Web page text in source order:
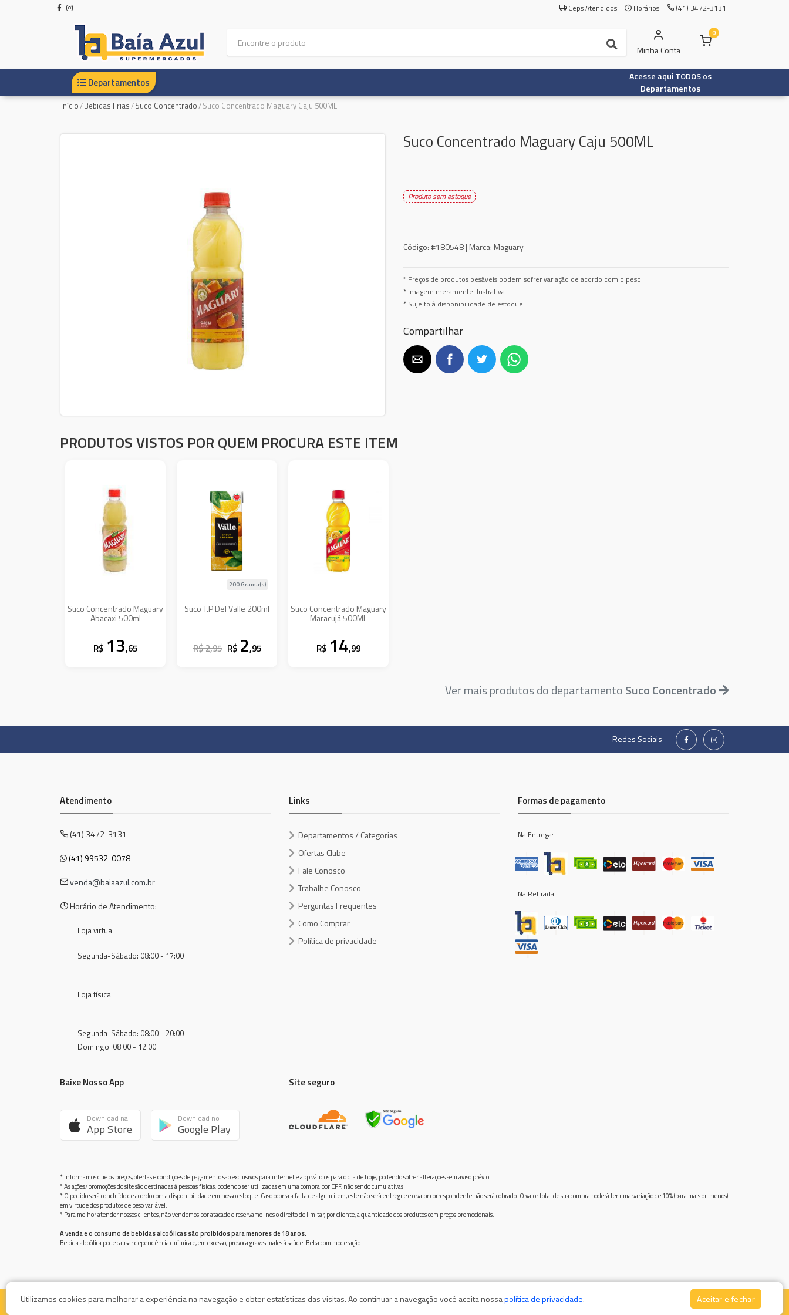
Ceps Atendidos Horários (41) 3472-3131
Minha Conta
0
Departamentos
Acesse aqui TODOS os
Departamentos
Início/Bebidas Frias/Suco Concentrado/Suco Concentrado Maguary Caju 500ML
Suco Concentrado Maguary Caju 500ML
Produto sem estoque
Código:#180548 | Marca: Maguary
* Preços de produtos pesáveis podem sofrer variação de acordo com o peso.
* Imagem meramente ilustrativa.
* Sujeito à disponibilidade de estoque.
Compartilhar
PRODUTOS VISTOS POR QUEM PROCURA ESTE ITEM
Suco Concentrado Maguary
Abacaxi 500ml
R$ 13,65
Suco T.P Del Valle 200ml
200 Grama(s)
R$ 2,95 R$ 2,95
Suco Concentrado Maguary
Maracujá 500ML
R$ 14,99
Ver mais produtos do departamentoSuco Concentrado
Redes Sociais
Atendimento
(41) 3472-3131
(41) 99532-0078
venda@baiaazul.com.br
Horário de Atendimento:
Loja virtual
Segunda-Sábado: 08:00 - 17:00
Loja física
Segunda-Sábado: 08:00 - 20:00
Domingo: 08:00 - 12:00
Links
Departamentos / Categorias
Ofertas Clube
Fale Conosco
Trabalhe Conosco
Perguntas Frequentes
Como Comprar
Política de privacidade
Formas de pagamento
Na Entrega:
Na Retirada:
Baixe Nosso App
Download na
App Store
Download no
Google Play
Site seguro
* Informamos que os preços, ofertas e condições de pagamento são exclusivos para internet e app válidos para o dia de hoje, podendo sofrer alterações sem aviso prévio.
* As ações/promoções do site são destinadas à pessoas físicas, podendo ser utilizadas em uma compra por CPF, não sendo cumulativas.
* O pedido será concluído de acordo com a disponibilidade em nosso estoque. Caso ocorra a falta de algum item, este não será entregue e o valor correspondente não será cobrado. O valor total de sua compra poderá ter uma variação de 10% (para mais ou menos)
em virtude dos produtos de peso variável.
* Para melhor atender nossos clientes, não vendemos por atacado e reservamo-nos o direito de limitar, por cliente, a quantidade dos produtos com preços promocionais.
A venda e o consumo de bebidas alcoólicas são proibidos para menores de 18 anos.
Bebida alcoólica pode causar dependência química e, em excesso, provoca graves males à saúde. Beba com moderação
© Supermercado Baía Azul / AV. Damiao Botelho de Souza 555, Bairro Jurimar, 83280-000 - Guaratuba/PR / CNPJ:
Utilizamos cookies para melhorar a experiência na navegação e obter estatísticas das visitas. Ao continuar a navegação você aceita nossapolítica de privacidade. Aceitar e fechar